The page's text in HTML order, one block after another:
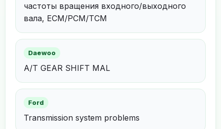
частоты вращения входного/выходного
вала, ECM/PCM/TCM
Daewoo
A/T GEAR SHIFT MAL
Ford
Transmission system problems